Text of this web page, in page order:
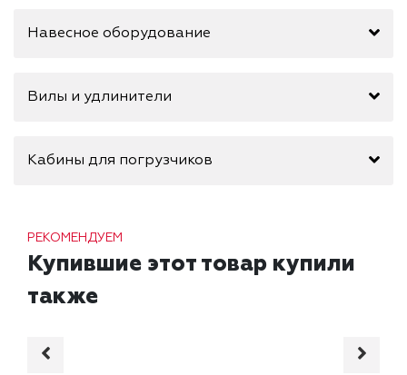
Навесное оборудование
Вилы и удлинители
Кабины для погрузчиков
РЕКОМЕНДУЕМ
Купившие этот товар купили
также